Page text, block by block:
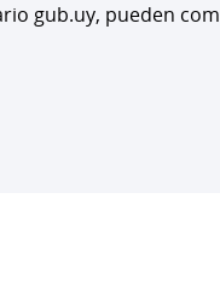
gub.uy, pueden